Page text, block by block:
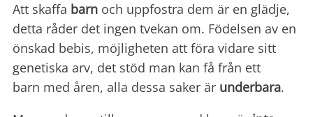
Att skaffa barn och uppfostra dem är en glädje,
detta råder det ingen tvekan om. Födelsen av en
önskad bebis, möjligheten att föra vidare sitt
genetiska arv, det stöd man kan få från ett
barn med åren, alla dessa saker är underbara.